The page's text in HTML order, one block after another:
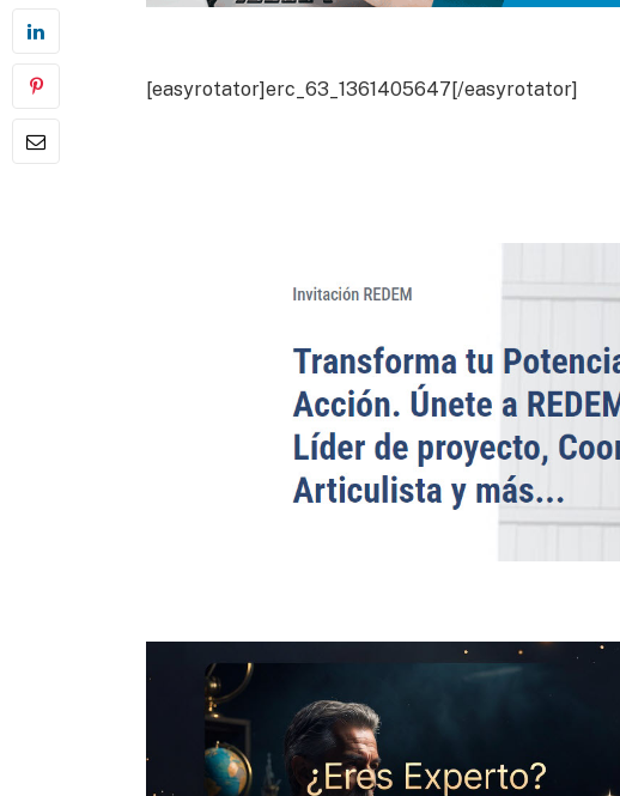
[easyrotator]erc_63_1361405647[/easyrotator]